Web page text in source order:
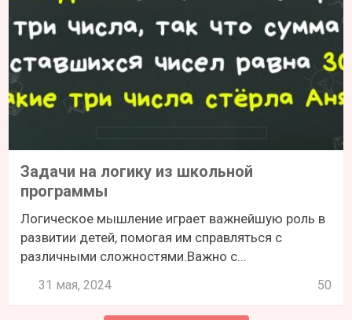
Задачи на логику из школьной
программы
Логическое мышление играет важнейшую роль в
развитии детей, помогая им справляться с
различными сложностями.Важно с...
31 мая, 2024 50